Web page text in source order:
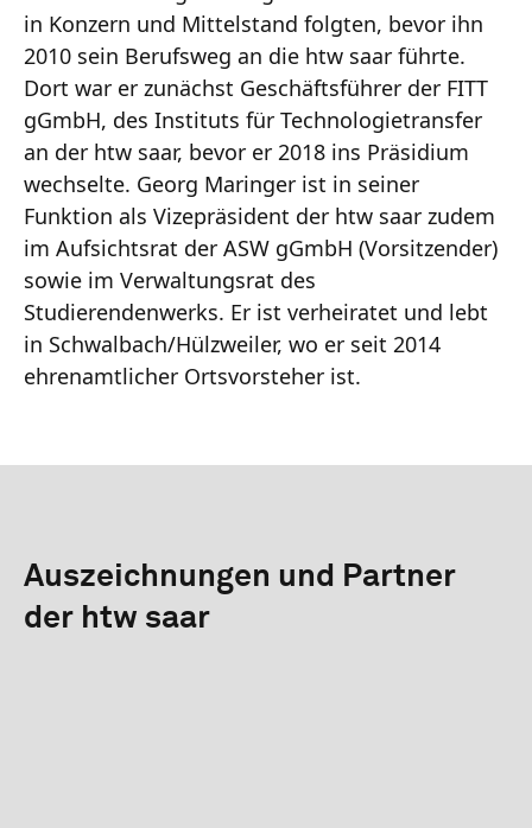
in Konzern und Mittelstand folgten, bevor ihn
2010 sein Berufsweg an die htw saar führte.
Dort war er zunächst Geschäftsführer der FITT
gGmbH, des Instituts für Technologietransfer
an der htw saar, bevor er 2018 ins Präsidium
wechselte. Georg Maringer ist in seiner
Funktion als Vizepräsident der htw saar zudem
im Aufsichtsrat der ASW gGmbH (Vorsitzender)
sowie im Verwaltungsrat des
Studierendenwerks. Er ist verheiratet und lebt
in Schwalbach/Hülzweiler, wo er seit 2014
ehrenamtlicher Ortsvorsteher ist.
Auszeichnungen und Partner
der htw saar